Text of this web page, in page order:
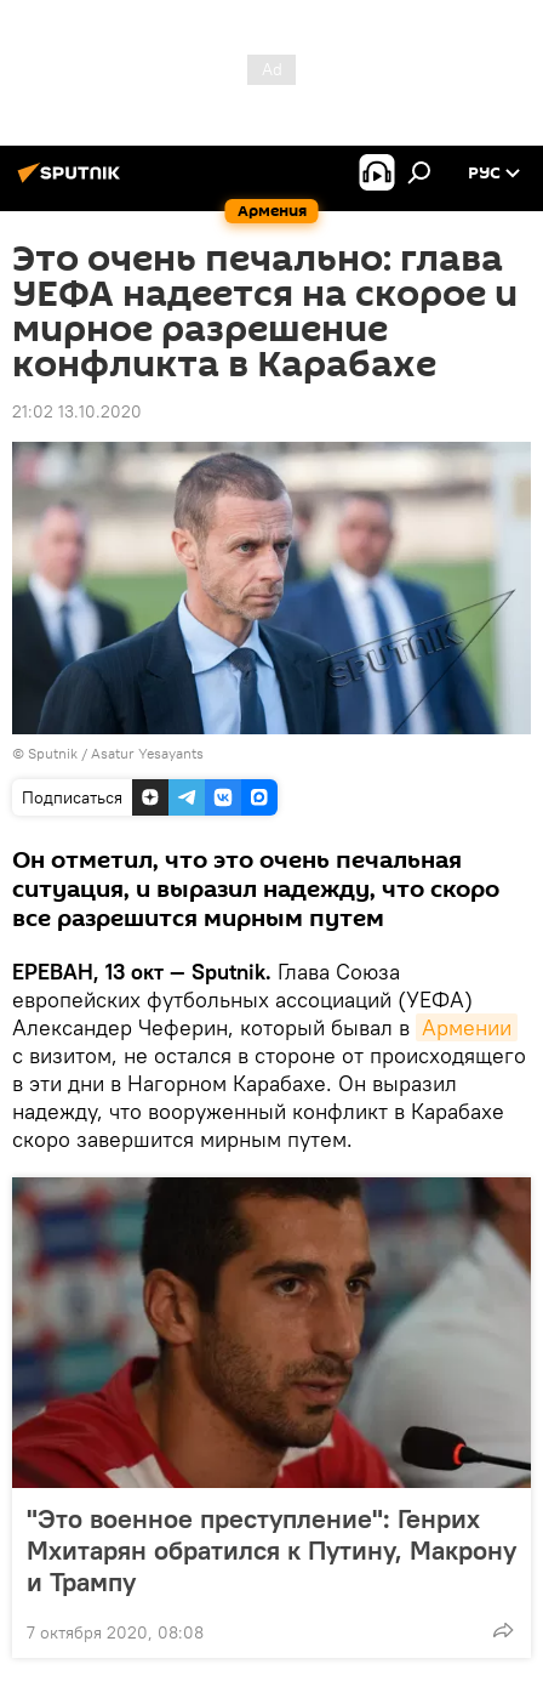
Армения
РУС
Это очень печально: глава
УЕФА надеется на скорое и
мирное разрешение
конфликта в Карабахе
21:02 13.10.2020
© Sputnik / Asatur Yesayants
Подписаться
Он отметил, что это очень печальная
ситуация, и выразил надежду, что скоро
все разрешится мирным путем
ЕРЕВАН, 13 окт — Sputnik. Глава Союза
европейских футбольных ассоциаций (УЕФА)
Александер Чеферин, который бывал в Армении
с визитом, не остался в стороне от происходящего
в эти дни в Нагорном Карабахе. Он выразил
надежду, что вооруженный конфликт в Карабахе
скоро завершится мирным путем.
"Это военное преступление": Генрих
Мхитарян обратился к Путину, Макрону
и Трампу
7 октября 2020, 08:08